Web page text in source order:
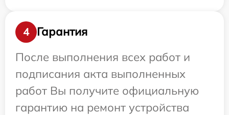
4
Гарантия
После выполнения всех работ и
подписания акта выполненных
работ Вы получите официальную
гарантию на ремонт устройства